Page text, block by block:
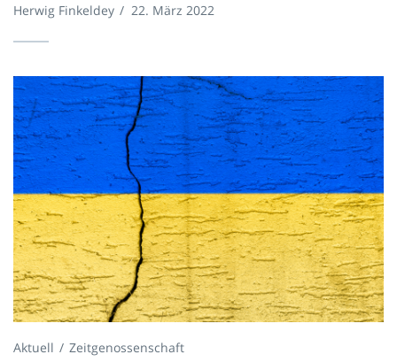
Herwig Finkeldey / 22. März 2022
Aktuell Zeitgenossenschaft